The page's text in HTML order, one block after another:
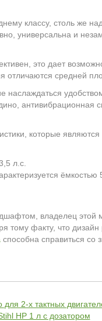
классу, столь же
универсальна и
это дает
отличаются средней
антивибрационная
которые
л.с.
ёмкостью
владелец
тому факту, что
способна справиться со
для 2-х тактных
HP 1 л с дозатором